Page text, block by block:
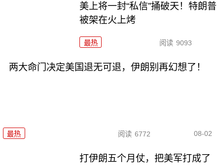
美上将一封“私信”捅破天！特朗普
被架在火上烤
最热 阅读 9093
两大命门决定美国退无可退，伊朗别再幻想了！
最热 阅读 6772 08-02
打伊朗五个月仗，把美军打成了